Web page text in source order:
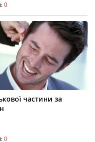
0
частини за
0